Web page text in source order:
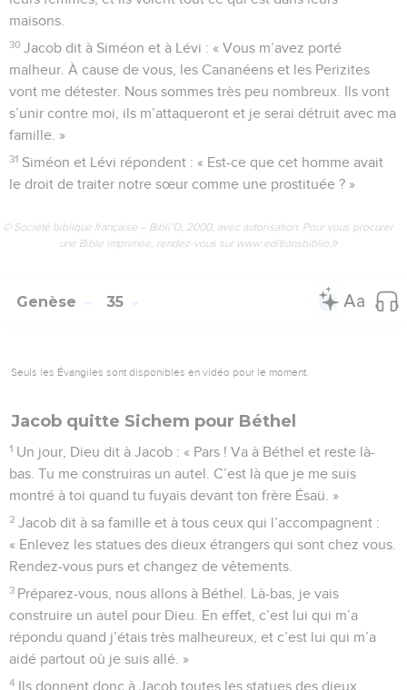
maisons.
30 Jacob dit à Siméon et à Lévi : « Vous m’avez porté
malheur. À cause de vous, les Cananéens et les Perizites
vont me détester. Nous sommes très peu nombreux. Ils vont
s’unir contre moi, ils m’attaqueront et je serai détruit avec ma
famille. »
31 Siméon et Lévi répondent : « Est-ce que cet homme avait
le droit de traiter notre sœur comme une prostituée ? »
© Société biblique française – Bibli’O, 2000, avec autorisation. Pour vous procurer
une Bible imprimée, rendez-vous sur www.editionsbiblio.fr
Genèse 35
Seuls les Évangiles sont disponibles en vidéo pour le moment.
Jacob quitte Sichem pour Béthel
1 Un jour, Dieu dit à Jacob : « Pars ! Va à Béthel et reste là-
bas. Tu me construiras un autel. C’est là que je me suis
montré à toi quand tu fuyais devant ton frère Ésaü. »
2 Jacob dit à sa famille et à tous ceux qui l’accompagnent :
« Enlevez les statues des dieux étrangers qui sont chez vous.
Rendez-vous purs et changez de vêtements.
3 Préparez-vous, nous allons à Béthel. Là-bas, je vais
construire un autel pour Dieu. En effet, c’est lui qui m’a
répondu quand j’étais très malheureux, et c’est lui qui m’a
aidé partout où je suis allé. »
4 Ils donnent donc à Jacob toutes les statues des dieux